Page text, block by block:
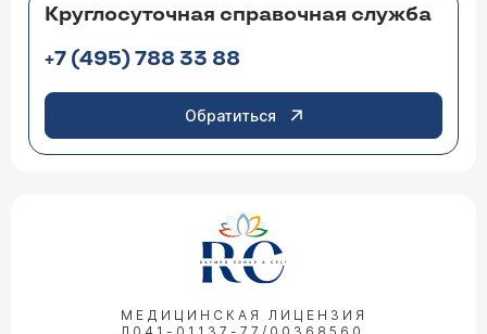
Круглосуточная справочная служба
+7 (495) 788 33 88
Обратиться
МЕДИЦИНСКАЯ ЛИЦЕНЗИЯ